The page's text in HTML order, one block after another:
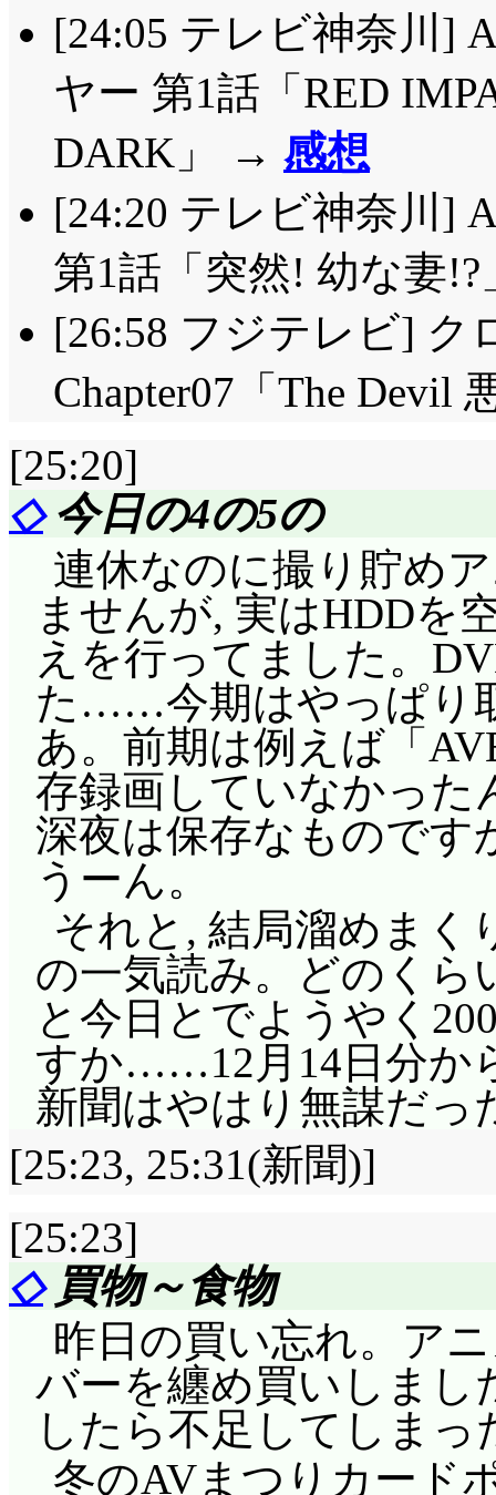
[24:05 テレビ神奈川]
ヤー 第1話「RED
DARK」 → 感想
[24:20 テレビ神奈川]
第1話「突然! 幼な妻
[26:58 フジテレビ] ク
Chapter07「The Devil
[25:20]
◇今日の4の5の
連休なのに撮り貯め
ませんが, 実はHDDを
えを行ってました。
た……今期はやっぱり
あ。前期は例えば「
存録画していなかった
深夜は保存なものです
うーん。
それと, 結局溜めまく
の一気読み。どのく
と今日とでようやく
すか……12月14日分か
新聞はやはり無謀だっ
[25:23, 25:31(新聞)]
[25:23]
◇買物～食物
昨日の買い忘れ。ア
バーを纏め買いしまし
したら不足してしまっ
冬のAVまつりカード